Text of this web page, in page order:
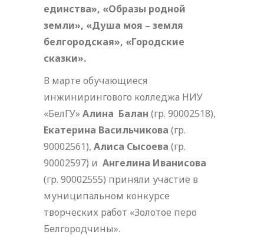
единства», «Образы родной
земли», «Душа моя – земля
белгородская», «Городские
сказки».
В марте обучающиеся
инжинирингового колледжа НИУ
«БелГУ» Алина Балан (гр. 90002518),
Екатерина Васильчикова (гр.
90002561), Алиса Сысоева (гр.
90002597) и Ангелина Иванисова
(гр. 90002555) приняли участие в
муниципальном конкурсе
творческих работ «Золотое перо
Белгородчины».